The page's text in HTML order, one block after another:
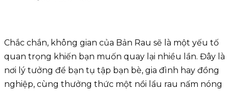
Chắc chắn, không gian của Bản Rau sẽ là một yếu tố
quan trọng khiến bạn muốn quay lại nhiều lần. Đây là
nơi lý tưởng để bạn tụ tập bạn bè, gia đình hay đồng
nghiệp, cùng thưởng thức một nồi lẩu rau nấm nóng